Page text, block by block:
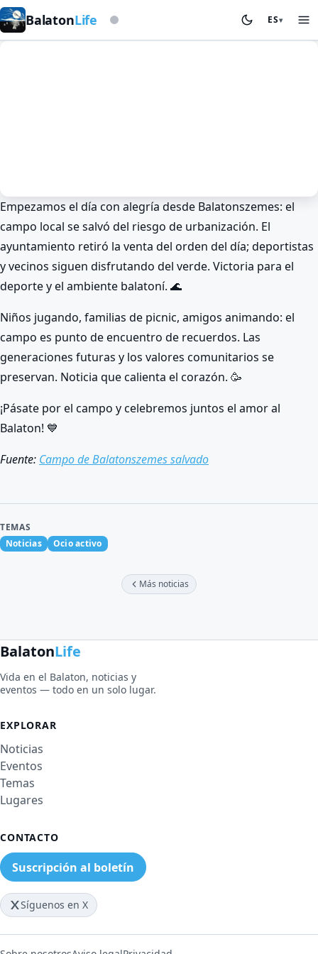
BalatonLife Según la baliza de tormentasES▾
Noticias
Campo de fútbol de Balatonszemes
salvado: ¡buenas noticias! ⚽
BalatonLife 2026. Jan 26.
Empezamos el día con alegría desde Balatonszemes: el
campo local se salvó del riesgo de urbanización. El
ayuntamiento retiró la venta del orden del día; deportistas
y vecinos siguen disfrutando del verde. Victoria para el
deporte y el ambiente balatoní. 🌊
Niños jugando, familias de picnic, amigos animando: el
campo es punto de encuentro de recuerdos. Las
generaciones futuras y los valores comunitarios se
preservan. Noticia que calienta el corazón. 🥳
¡Pásate por el campo y celebremos juntos el amor al
Balaton! 💙
Fuente: Campo de Balatonszemes salvado
TEMAS
Noticias
Ocio activo
Más noticias
BalatonLife
Vida en el Balaton, noticias y
eventos — todo en un solo lugar.
EXPLORAR
Noticias
Eventos
Temas
Lugares
CONTACTO
Suscripción al boletín
Síguenos en X